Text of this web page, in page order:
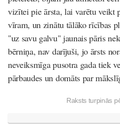
vizītei pie ārsta, lai varētu veikt
vīram, un zinātu tālāko rīcības
"uz savu galvu" jaunais pāris
bērniņa, nav darījuši, jo ārsts
neveiksmīga pusotra gada tiek
pārbaudes un domāts par
Raksts turpinās